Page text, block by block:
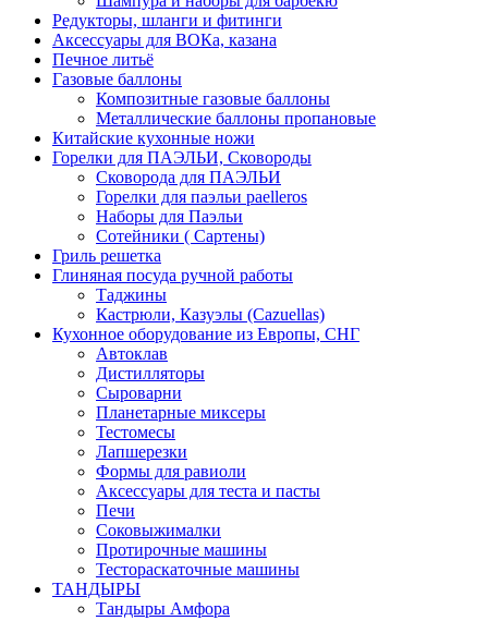
Редукторы, шланги и фитинги
Аксессуары для ВОКа, казана
Печное литьё
Газовые баллоны
Композитные газовые баллоны
Металлические баллоны пропановые
Китайские кухонные ножи
Горелки для ПАЭЛЬИ, Сковороды
Сковорода для ПАЭЛЬИ
Горелки для паэльи paelleros
Наборы для Паэльи
Сотейники ( Сартены)
Гриль решетка
Глиняная посуда ручной работы
Таджины
Кастрюли, Казуэлы (Cazuellas)
Кухонное оборудование из Европы, СНГ
Автоклав
Дистилляторы
Сыроварни
Планетарные миксеры
Тестомесы
Лапшерезки
Формы для равиоли
Аксессуары для теста и пасты
Печи
Соковыжималки
Протирочные машины
Тестораскаточные машины
ТАНДЫРЫ
Тандыры Амфора